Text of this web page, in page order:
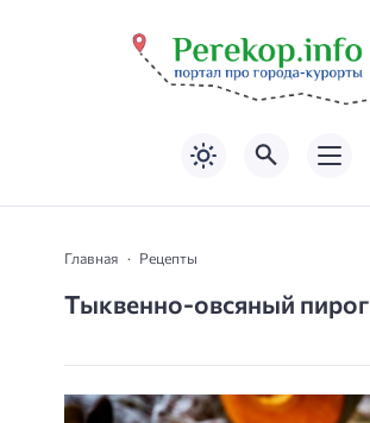
Главная Рецепты
Тыквенно-овсяный пирог